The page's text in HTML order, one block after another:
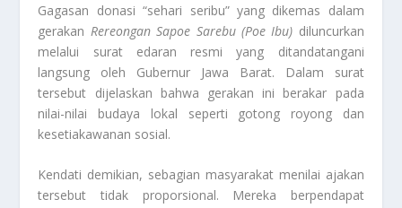
Gagasan donasi “sehari seribu” yang dikemas dalam
gerakan Rereongan Sapoe Sarebu (Poe Ibu) diluncurkan
melalui surat edaran resmi yang ditandatangani
langsung oleh Gubernur Jawa Barat. Dalam surat
tersebut dijelaskan bahwa gerakan ini berakar pada
nilai-nilai budaya lokal seperti gotong royong dan
kesetiakawanan sosial.
Kendati demikian, sebagian masyarakat menilai ajakan
tersebut tidak proporsional. Mereka berpendapat